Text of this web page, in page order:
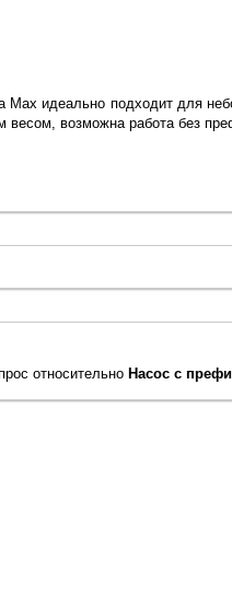
Max идеально подходит для
весом, возможна работа без
относительно Насос с